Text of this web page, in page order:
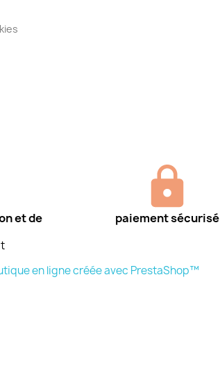
et de
paiement sécurisé
en ligne créée avec PrestaShop™